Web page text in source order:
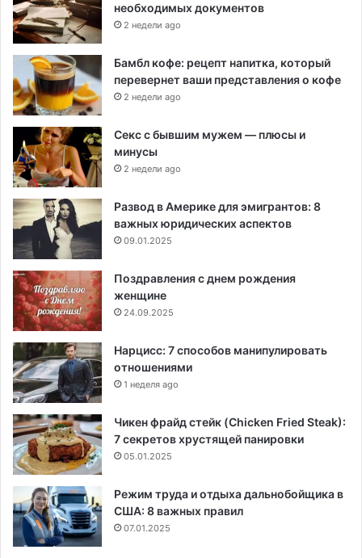
необходимых документов
2 недели ago
Бамбл кофе: рецепт напитка, который
перевернет ваши представления о кофе
2 недели ago
Секс с бывшим мужем — плюсы и
минусы
2 недели ago
Развод в Америке для эмигрантов: 8
важных юридических аспектов
09.01.2025
Поздравления с днем рождения
женщине
24.09.2025
Нарцисс: 7 способов манипулировать
отношениями
1 неделя ago
Чикен фрайд стейк (Chicken Fried Steak):
7 секретов хрустящей панировки
05.01.2025
Режим труда и отдыха дальнобойщика в
США: 8 важных правил
07.01.2025